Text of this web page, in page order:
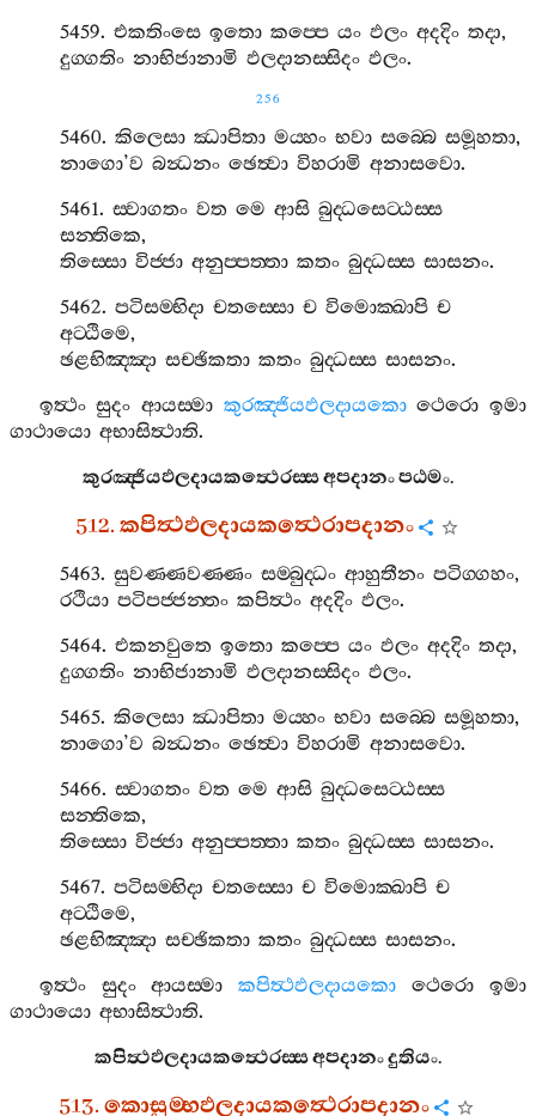
5459.එකතිංසෙ ඉතො කප‍්පෙ යං ඵලං අදදිං තදා,
දුග‍්ගතිං නාභිජානාමි ඵලදානස‍්සිදං ඵලං.
256
5460.කිලෙසා ඣාපිතා මය‍්හං භවා සබ‍්බෙ සමූහතා,
නාගො’ව බන්‍ධනං ඡෙත්‍වා විහරාමි අනාසවො.
5461.ස‍්වාගතං වත මෙ ආසි බුද‍්ධසෙට‍්ඨස‍්ස
සන‍්තිකෙ,
තිස‍්සො විජ‍්ජා අනුප‍්පත‍්තා කතං බුද‍්ධස‍්ස සාසනං.
5462.පටිසම‍්භිදා චතස‍්සො ච විමොක‍්ඛාපි ච
අට‍්ඨිමෙ,
ඡළභිඤ‍්ඤා සච‍්ඡිකතා කතං බුද‍්ධස‍්ස සාසනං.
ඉත්‍ථං සුදං ආයස‍්මා කුරඤ‍්ජියඵලදායකො ථෙරො ඉමා
ගාථායො අභාසිත්‍ථාති.
කුරඤ‍්ජියඵලදායකත්‍ථෙරස‍්සඅපදානංපඨමං.
512.කපිත්‍ථඵලදායකත්‍ථෙරාපදානං
5463.සුවණ‍්ණවණ‍්ණං සම‍්බුද‍්ධං ආහුතීනං පටිග‍්ගහං,
රථියා පටිපජ‍්ජන‍්තං කපිත්‍ථං අදදිං ඵලං.
5464.එකනවුතෙ ඉතො කප‍්පෙ යං ඵලං අදදිං තදා,
දුග‍්ගතිං නාභිජානාමි ඵලදානස‍්සිදං ඵලං.
5465.කිලෙසා ඣාපිතා මය‍්හං භවා සබ‍්බෙ සමූහතා,
නාගො’ව බන්‍ධනං ඡෙත්‍වා විහරාමි අනාසවො.
5466.ස‍්වාගතං වත මෙ ආසි බුද‍්ධසෙට‍්ඨස‍්ස
සන‍්තිකෙ,
තිස‍්සො විජ‍්ජා අනුප‍්පත‍්තා කතං බුද‍්ධස‍්ස සාසනං.
5467.පටිසම‍්භිදා චතස‍්සො ච විමොක‍්ඛාපි ච
අට‍්ඨිමෙ,
ඡළභිඤ‍්ඤා සච‍්ඡිකතා කතං බුද‍්ධස‍්ස සාසනං.
ඉත්‍ථං
සුදං ආයස‍්මා කපිත්‍ථඵලදායකො ථෙරො
ඉමා
ගාථායො අභාසිත්‍ථාති.
කපිත්‍ථඵලදායකත්‍ථෙරස‍්සඅපදානංදුතියං.
513.කොසුම‍්භඵලදායකත්‍ථෙරාපදානං